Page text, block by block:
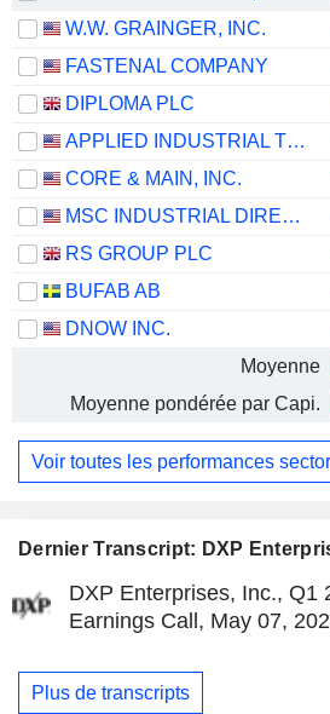
Dernier Transcript: DXP
DXP Enterprises, Inc., Q1
Earnings Call, May 07,
Plus de transcripts
W.W. GRAINGER, INC.
FASTENAL COMPANY
DIPLOMA PLC
APPLIED INDUSTRIAL TECHNOLOGIES, INC.
CORE & MAIN, INC.
MSC INDUSTRIAL DIRECT CO., INC.
RS GROUP PLC
BUFAB AB
DNOW INC.
Moyenne
Moyenne pondérée par Capi.
Voir toutes les performances